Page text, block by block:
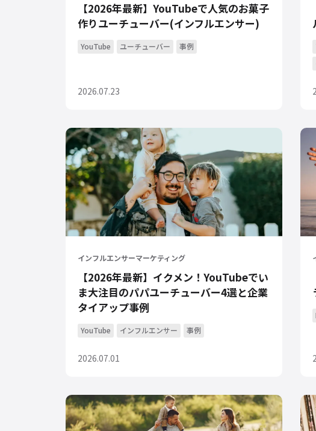
【2026年最新】YouTubeで人気のお菓子
作りユーチューバー(インフルエンサー)
YouTube ユーチューバー 事例
2026.07.23
インフルエンサーマーケティング
【2026年最新】イクメン！YouTubeでい
ま大注目のパパユーチューバー4選と企業
タイアップ事例
YouTube インフルエンサー 事例
2026.07.01